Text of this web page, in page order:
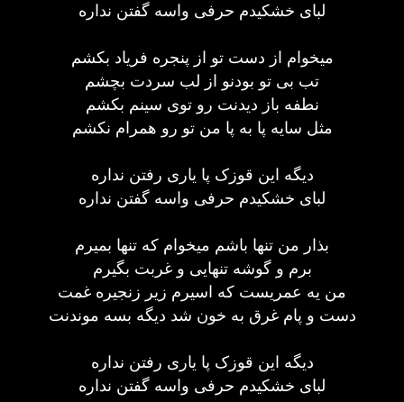
لبای خشکیدم حرفی واسه گفتن نداره
میخوام از دست تو از پنجره فریاد بکشم
تب بی تو بودنو از لب سردت بچشم
نطفه باز دیدنت رو توی سینم بکشم
مثل سایه پا به پا من تو رو همرام نکشم
دیگه این قوزک پا یاری رفتن نداره
لبای خشکیدم حرفی واسه گفتن نداره
بذار من تنها باشم میخوام که تنها بمیرم
برم و گوشه تنهایی و غربت بگیرم
من یه عمریست که اسیرم زیر زنجیره غمت
دست و پام غرق به خون شد دیگه بسه موندنت
دیگه این قوزک پا یاری رفتن نداره
لبای خشکیدم حرفی واسه گفتن نداره